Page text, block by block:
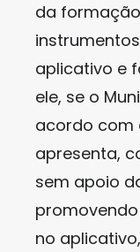
da
aplicativo e
ele, se o
acordo com
apresenta,
sem apoio
promovendo
no